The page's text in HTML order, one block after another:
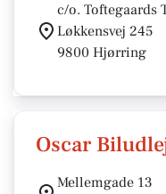
c/o. Toftegaards
Løkkensvej 245
9800 Hjørring
Oscar
Mellemgade 13